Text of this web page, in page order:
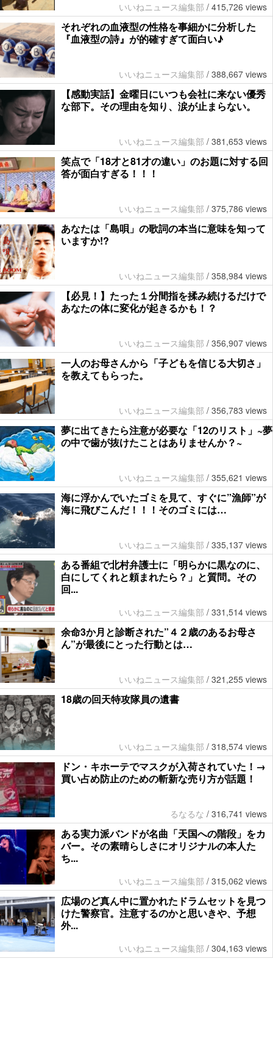
いいねニュース編集部 / 415,726 views
それぞれの血液型の性格を事細かに分析した
『血液型の詩』が的確すぎて面白い♪
いいねニュース編集部 / 388,667 views
【感動実話】金曜日にいつも会社に来ない優秀
な部下。その理由を知り、涙が止まらない。
いいねニュース編集部 / 381,653 views
笑点で「18才と81才の違い」のお題に対する回
答が面白すぎる！！！
いいねニュース編集部 / 375,786 views
あなたは「島唄」の歌詞の本当に意味を知って
いますか!?
いいねニュース編集部 / 358,984 views
【必見！】たった１分間指を揉み続けるだけで
あなたの体に変化が起きるかも！？
いいねニュース編集部 / 356,907 views
一人のお母さんから「子どもを信じる大切さ」
を教えてもらった。
いいねニュース編集部 / 356,783 views
夢に出てきたら注意が必要な「12のリスト」~夢
の中で歯が抜けたことはありませんか？~
いいねニュース編集部 / 355,621 views
海に浮かんでいたゴミを見て、すぐに”漁師”が
海に飛びこんだ！！！そのゴミには…
いいねニュース編集部 / 335,137 views
ある番組で北村弁護士に「明らかに黒なのに、
白にしてくれと頼まれたら？」と質問。その
回...
いいねニュース編集部 / 331,514 views
余命3か月と診断された”４２歳のあるお母さ
ん”が最後にとった行動とは…
いいねニュース編集部 / 321,255 views
18歳の回天特攻隊員の遺書
いいねニュース編集部 / 318,574 views
ドン・キホーテでマスクが入荷されていた！→
買い占め防止のための斬新な売り方が話題！
るなるな / 316,741 views
ある実力派バンドが名曲「天国への階段」をカ
バー。その素晴らしさにオリジナルの本人た
ち...
いいねニュース編集部 / 315,062 views
広場のど真ん中に置かれたドラムセットを見つ
けた警察官。注意するのかと思いきや、予想
外...
いいねニュース編集部 / 304,163 views